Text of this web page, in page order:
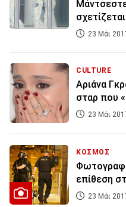
23 Μάι
CULTURE
Αριάνα
σταρ που
23 Μάι
ΚΟΣΜΟΣ
επίθεση
23 Μάι